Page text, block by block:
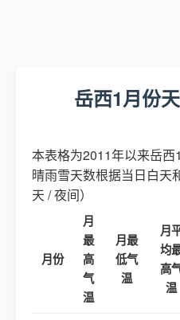
岳西1月份
本表格为2011年以来岳
晴雨雪天数根据当日白天
天 / 夜间）
月份
月
最
高
气
温
月最
低气
温
月
均
高
温